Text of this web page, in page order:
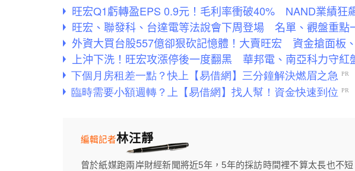
旺宏Q1虧轉盈EPS 0.9元！毛利率衝破40% NAND業績狂
旺宏、聯發科、台達電等法說會下周登場 名單、觀盤重點
外資大買台股557億卻狠砍記憶體！大賣旺宏 資金搶面板
上沖下洗！旺宏攻漲停後一度翻黑 華邦電、南亞科力守紅
林汪靜
編輯記者
曾於紙媒跑兩岸財經新聞將近5年，5年的採訪時間裡不算太長也不